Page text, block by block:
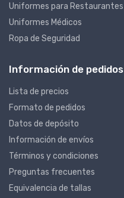
Uniformes para Restaurantes
Uniformes Médicos
Ropa de Seguridad
Información de pedidos
Lista de precios
Formato de pedidos
Datos de depósito
Información de envíos
Términos y condiciones
Preguntas frecuentes
Equivalencia de tallas